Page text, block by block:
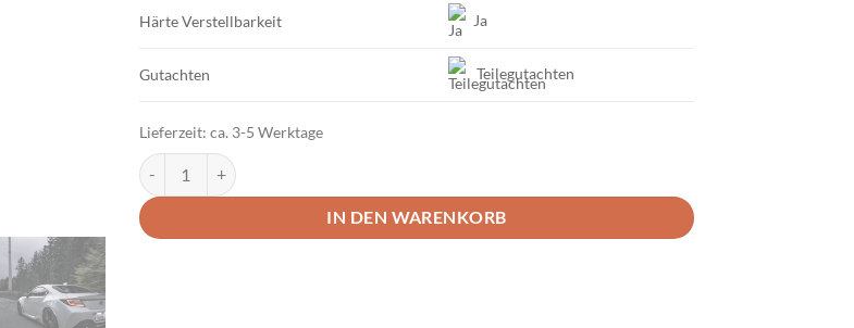
Härte Verstellbarkeit Ja
Gutachten Teilegutachten
Lieferzeit: ca. 3-5 Werktage
KW Variante 4 Clubsport Gewindefahrwerk Toyota GR86/BRZ Menge
IN DEN WARENKORB